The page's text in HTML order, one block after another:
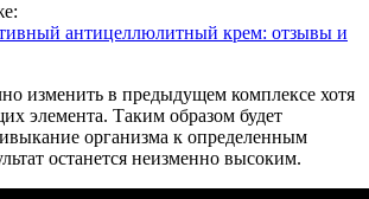
антицеллюлитный крем: отзывы и
изменить в предыдущем комплексе хотя
элемента. Таким образом будет
организма к определенным
останется неизменно высоким.